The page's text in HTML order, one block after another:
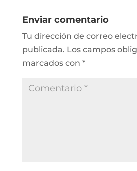
Enviar comentario
Tu dirección de correo
publicada. Los campos
marcados con *